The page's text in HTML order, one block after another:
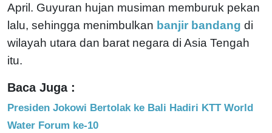
April. Guyuran hujan musiman memburuk pekan
lalu, sehingga menimbulkan banjir bandang di
wilayah utara dan barat negara di Asia Tengah
itu.
Baca Juga :
Presiden Jokowi Bertolak ke Bali Hadiri KTT World
Water Forum ke-10